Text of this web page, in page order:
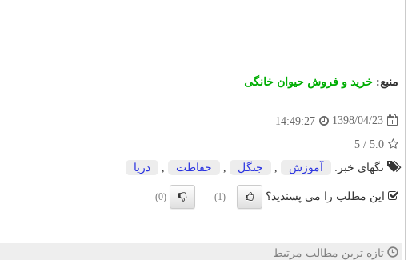
منبع: خرید و فروش حیوان خانگی
1398/04/23
14:49:27
5.0
/
5
تگهای خبر:
آموزش جنگل حفاظت دریا
این مطلب را می پسندید؟ (1)
(0)
تازه ترین مطالب مرتبط